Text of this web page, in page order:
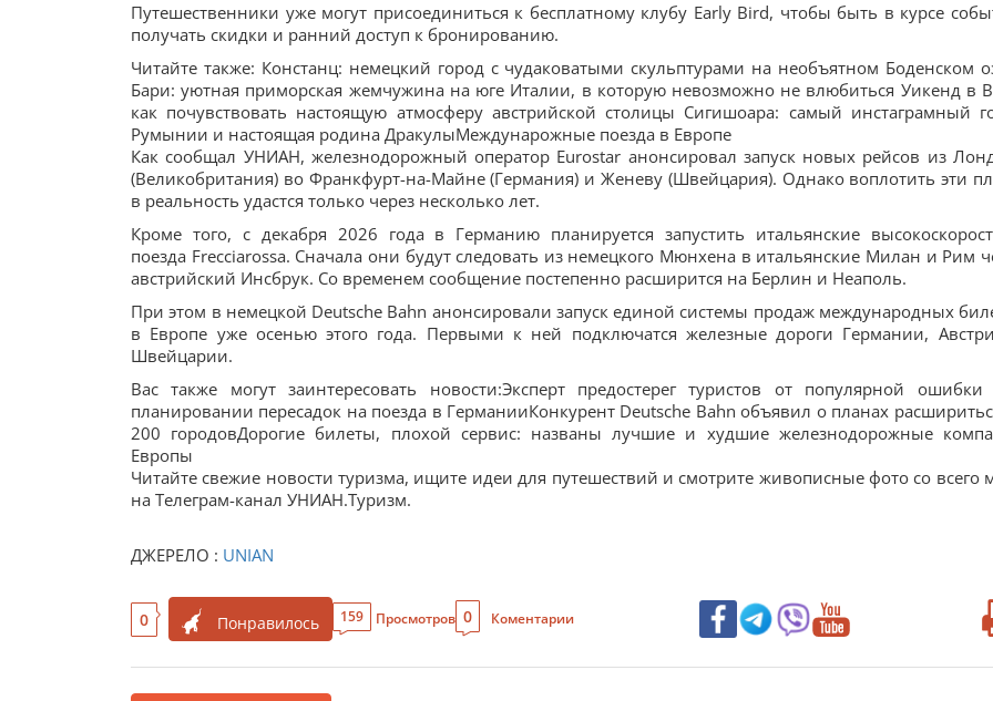
Путешественники уже могут присоединиться к бесплатному клубу Early Bird, чтобы быть в курсе
получать скидки и ранний доступ к бронированию.
Читайте также: Констанц: немецкий город с чудаковатыми скульптурами на необъятном Боденском
Бари: уютная приморская жемчужина на юге Италии, в которую невозможно не влюбиться Уикенд в
как почувствовать настоящую атмосферу австрийской столицы Сигишоара: самый инстаграмный
Румынии и настоящая родина ДракулыМеждунарожные поезда в Европе
Как сообщал УНИАН, железнодорожный оператор Eurostar анонсировал запуск новых рейсов из
(Великобритания) во Франкфурт-на-Майне (Германия) и Женеву (Швейцария). Однако воплотить эти
в реальность удастся только через несколько лет.
Кроме того, с декабря 2026 года в Германию планируется запустить итальянские
поезда Frecciarossa. Сначала они будут следовать из немецкого Мюнхена в итальянские Милан и Рим
австрийский Инсбрук. Со временем сообщение постепенно расширится на Берлин и Неаполь.
При этом в немецкой Deutsche Bahn анонсировали запуск единой системы продаж международных
в Европе уже осенью этого года. Первыми к ней подключатся железные дороги Германии,
Швейцарии.
Вас также могут заинтересовать новости:Эксперт предостерег туристов от популярной
планировании пересадок на поезда в ГерманииКонкурент Deutsche Bahn объявил о планах
200 городовДорогие билеты, плохой сервис: названы лучшие и худшие железнодорожные
Европы
Читайте свежие новости туризма, ищите идеи для путешествий и смотрите живописные фото со всего
на Телеграм-канал УНИАН.Туризм.
ДЖЕРЕЛО : UNIAN
0 Понравилось 159 Просмотров 0 Коментарии